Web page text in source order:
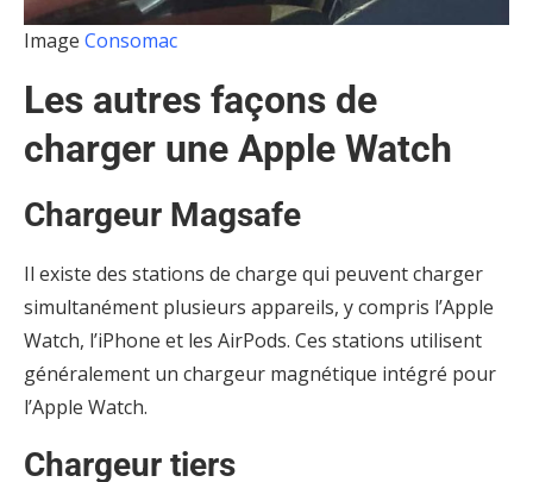
Image Consomac
Les autres façons de
charger une Apple Watch
Chargeur Magsafe
Il existe des stations de charge qui peuvent charger
simultanément plusieurs appareils, y compris l’Apple
Watch, l’iPhone et les AirPods. Ces stations utilisent
généralement un chargeur magnétique intégré pour
l’Apple Watch.
Chargeur tiers